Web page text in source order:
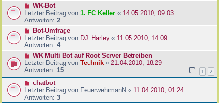
WK-Bot
Letzter Beitrag von 1. FC Keller « 14.05.2010, 09:03
Antworten: 2
Bot-Umfrage
Letzter Beitrag von DJ_Harley « 11.05.2010, 14:09
Antworten: 4
WK Multi Bot auf Root Server Betreiben
Letzter Beitrag von Technik « 21.04.2010, 18:29
Antworten: 15 1 2
chatbot
Letzter Beitrag von FeuerwehrmanN « 11.04.2010, 01:24
Antworten: 3